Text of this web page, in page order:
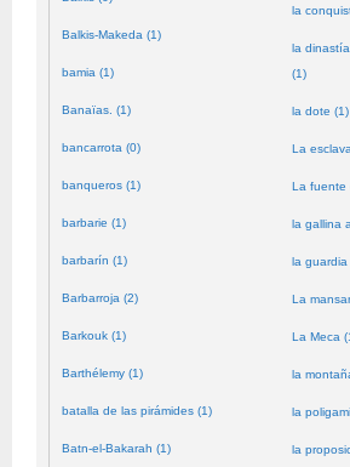
Balkis-Makeda (1)
bamia (1)
Banaïas. (1)
bancarrota (0)
banqueros (1)
barbarie (1)
barbarín (1)
Barbarroja (2)
Barkouk (1)
Barthélemy (1)
batalla de las pirámides (1)
Batn-el-Bakarah (1)
la
la
(1)
la dote (1)
La
La fuente
la gallina
la
La
La Meca
la
la
la